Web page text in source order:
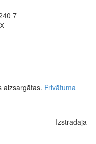
7
aizsargātas. Privātuma
Izstrādāja